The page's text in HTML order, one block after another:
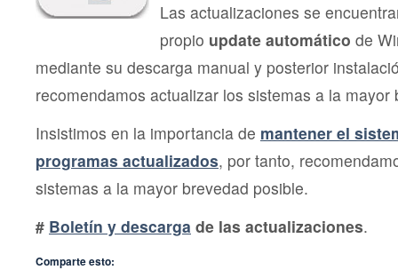
Las actualizaciones se
propio update automático de
mediante su descarga manual y posterior
recomendamos actualizar los sistemas a la mayor
Insistimos en la importancia de mantener el
programas actualizados, por tanto,
sistemas a la mayor brevedad posible.
# Boletín y descarga de las actualizaciones.
Comparte esto: